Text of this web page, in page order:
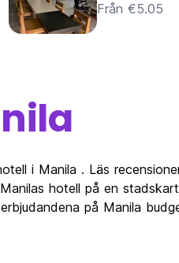
Från €5.05
i Manila . Läs
hotell på en
på Manila